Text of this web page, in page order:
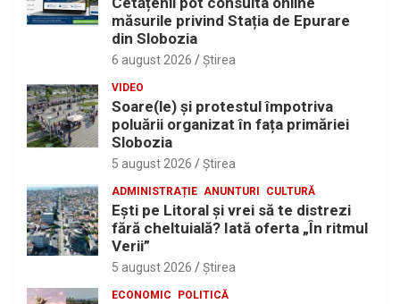
măsurile privind Stația de Epurare
din Slobozia
6 august 2026 Ştirea
VIDEO
Soare(le) și protestul împotriva
poluării organizat în fața primăriei
Slobozia
5 august 2026 Ştirea
ADMINISTRAȚIE ANUNTURI CULTURĂ
Eşti pe Litoral şi vrei să te distrezi
fără cheltuială? Iată oferta „În ritmul
Verii”
5 august 2026 Ştirea
ECONOMIC POLITICĂ